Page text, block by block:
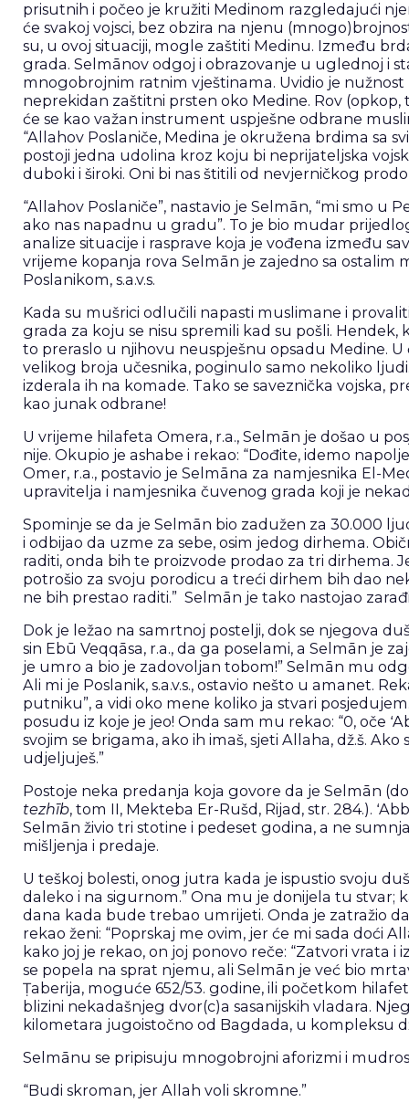
prisutnih i počeo je kružiti Medinom razgledajući
će svakoj vojsci, bez obzira na njenu
su, u ovoj situaciji, mogle zaštiti Medinu. Između
grada. Selmānov odgoj i obrazovanje u uglednoj i
mnogobrojnim ratnim vještinama. Uvidio je
neprekidan zaštitni prsten oko Medine. Rov
će se kao važan instrument uspješne odbrane
“Allahov Poslaniče, Medina je okružena brdima sa
postoji jedna udolina kroz koju bi neprijateljska
duboki i široki. Oni bi nas štitili od nevjerničkog
“Allahov Poslaniče”, nastavio je Selmān, “mi smo
ako nas napadnu u gradu”. To je bio mudar
analize situacije i rasprave koja je vođena između
vrijeme kopanja rova Selmān je zajedno sa ostalim
Poslanikom, s.a.v.s.
Kada su mušrici odlučili napasti muslimane i
grada za koju se nisu spremili kad su pošli.
to preraslo u njihovu neuspješnu opsadu Medine.
velikog broja učesnika, poginulo samo nekoliko
izderala ih na komade. Tako se saveznička vojska,
kao junak odbrane!
U vrijeme hilafeta Omera, r.a., Selmān je došao u
nije. Okupio je ashabe i rekao: “Dođite, idemo
Omer, r.a., postavio je Selmāna za namjesnika El-
upravitelja i namjesnika čuvenog grada koji je
Spominje se da je Selmān bio zadužen za 30.000
i odbijao da uzme za sebe, osim jedog dirhema.
raditi, onda bih te proizvode prodao za tri dirhema.
potrošio za svoju porodicu a treći dirhem bih dao
ne bih prestao raditi.” Selmān je tako nastojao
Dok je ležao na samrtnoj postelji, dok se njegova
sin Ebū Veqqāsa, r.a., da ga poselami, a Selmān je
je umro a bio je zadovoljan tobom!” Selmān mu
Ali mi je Poslanik, s.a.v.s., ostavio nešto u amanet.
putniku”, a vidi oko mene koliko ja stvari
posudu iz koje je jeo! Onda sam mu rekao: “0, oče
svojim se brigama, ako ih imaš, sjeti Allaha, dž.š. Ako
udjeljuješ.”
Postoje neka predanja koja govore da je Selmān
tezhīb, tom II, Mekteba Er-Rušd, Rijad, str. 284.).
Selmān živio tri stotine i pedeset godina, a ne
mišljenja i predaje.
U teškoj bolesti, onog jutra kada je ispustio svoju
daleko i na sigurnom.” Ona mu je donijela tu stvar;
dana kada bude trebao umrijeti. Onda je zatražio
rekao ženi: “Poprskaj me ovim, jer će mi sada doći
kako joj je rekao, on joj ponovo reče: “Zatvori vrata
se popela na sprat njemu, ali Selmān je već bio
Ṭaberija, moguće 652/53. godine, ili početkom
blizini nekadašnjeg dvor(c)a sasanijskih vladara.
kilometara jugoistočno od Bagdada, u kompleksu
Selmānu se pripisuju mnogobrojni aforizmi i
“Budi skroman, jer Allah voli skromne.”